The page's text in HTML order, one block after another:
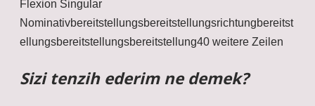
Flexion Singular
Nominativbereitstellungsbereitstellungsrichtungbereitst
ellungsbereitstellungsbereitstellung40 weitere Zeilen
Sizi tenzih ederim ne demek?